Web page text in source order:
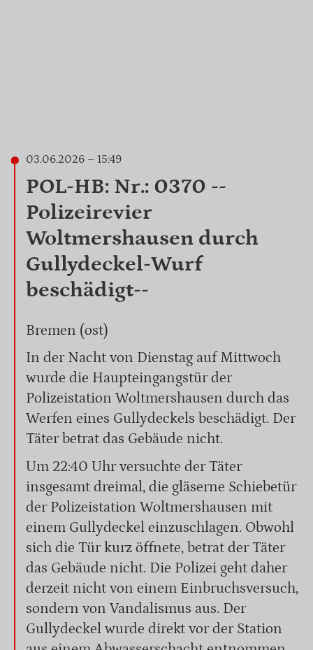
03.06.2026 – 15:49
POL-HB: Nr.: 0370 --
Polizeirevier
Woltmershausen durch
Gullydeckel-Wurf
beschädigt--
Bremen (ost)
In der Nacht von Dienstag auf Mittwoch
wurde die Haupteingangstür der
Polizeistation Woltmershausen durch das
Werfen eines Gullydeckels beschädigt. Der
Täter betrat das Gebäude nicht.
Um 22:40 Uhr versuchte der Täter
insgesamt dreimal, die gläserne Schiebetür
der Polizeistation Woltmershausen mit
einem Gullydeckel einzuschlagen. Obwohl
sich die Tür kurz öffnete, betrat der Täter
das Gebäude nicht. Die Polizei geht daher
derzeit nicht von einem Einbruchsversuch,
sondern von Vandalismus aus. Der
Gullydeckel wurde direkt vor der Station